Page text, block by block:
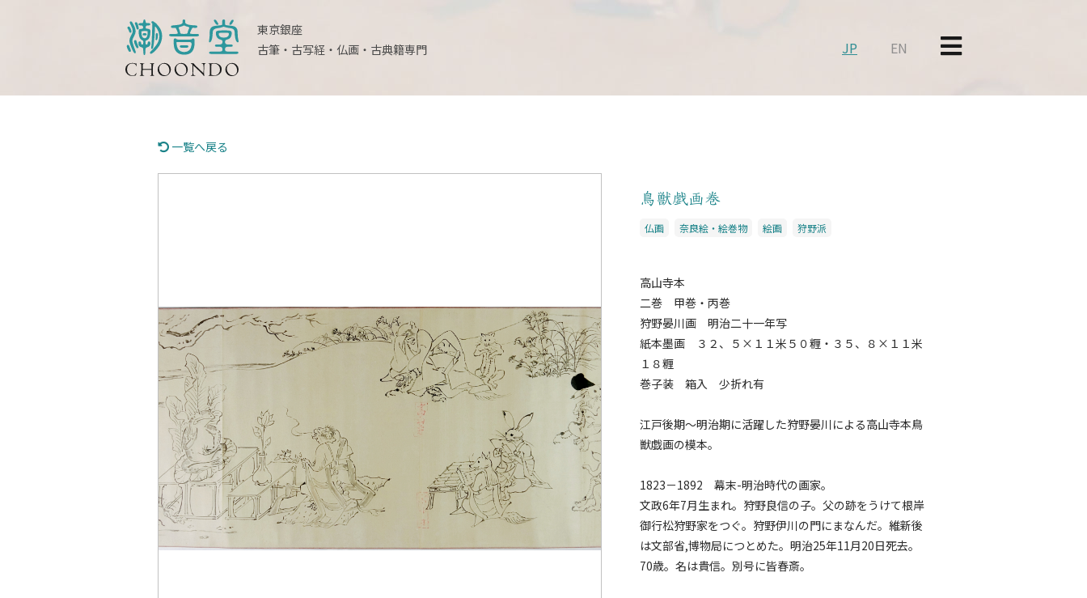
東京銀座
古筆・古写経・仏画・古典籍専門
JP EN
一覧へ戻る
鳥獣戯画巻
仏画 奈良絵・絵巻物 絵画 狩野派
高山寺本
二巻 甲巻・丙巻
狩野晏川画 明治二十一年写
紙本墨画 ３２、５×１１米５０糎・３５、８×１１米
１８糎
巻子装 箱入 少折れ有
江戸後期〜明治期に活躍した狩野晏川による高山寺本鳥
獣戯画の模本。
1823－1892 幕末-明治時代の画家。
文政6年7月生まれ。狩野良信の子。父の跡をうけて根岸
御行松狩野家をつぐ。狩野伊川の門にまなんだ。維新後
は文部省,博物局につとめた。明治25年11月20日死去。
70歳。名は貴信。別号に皆春斎。